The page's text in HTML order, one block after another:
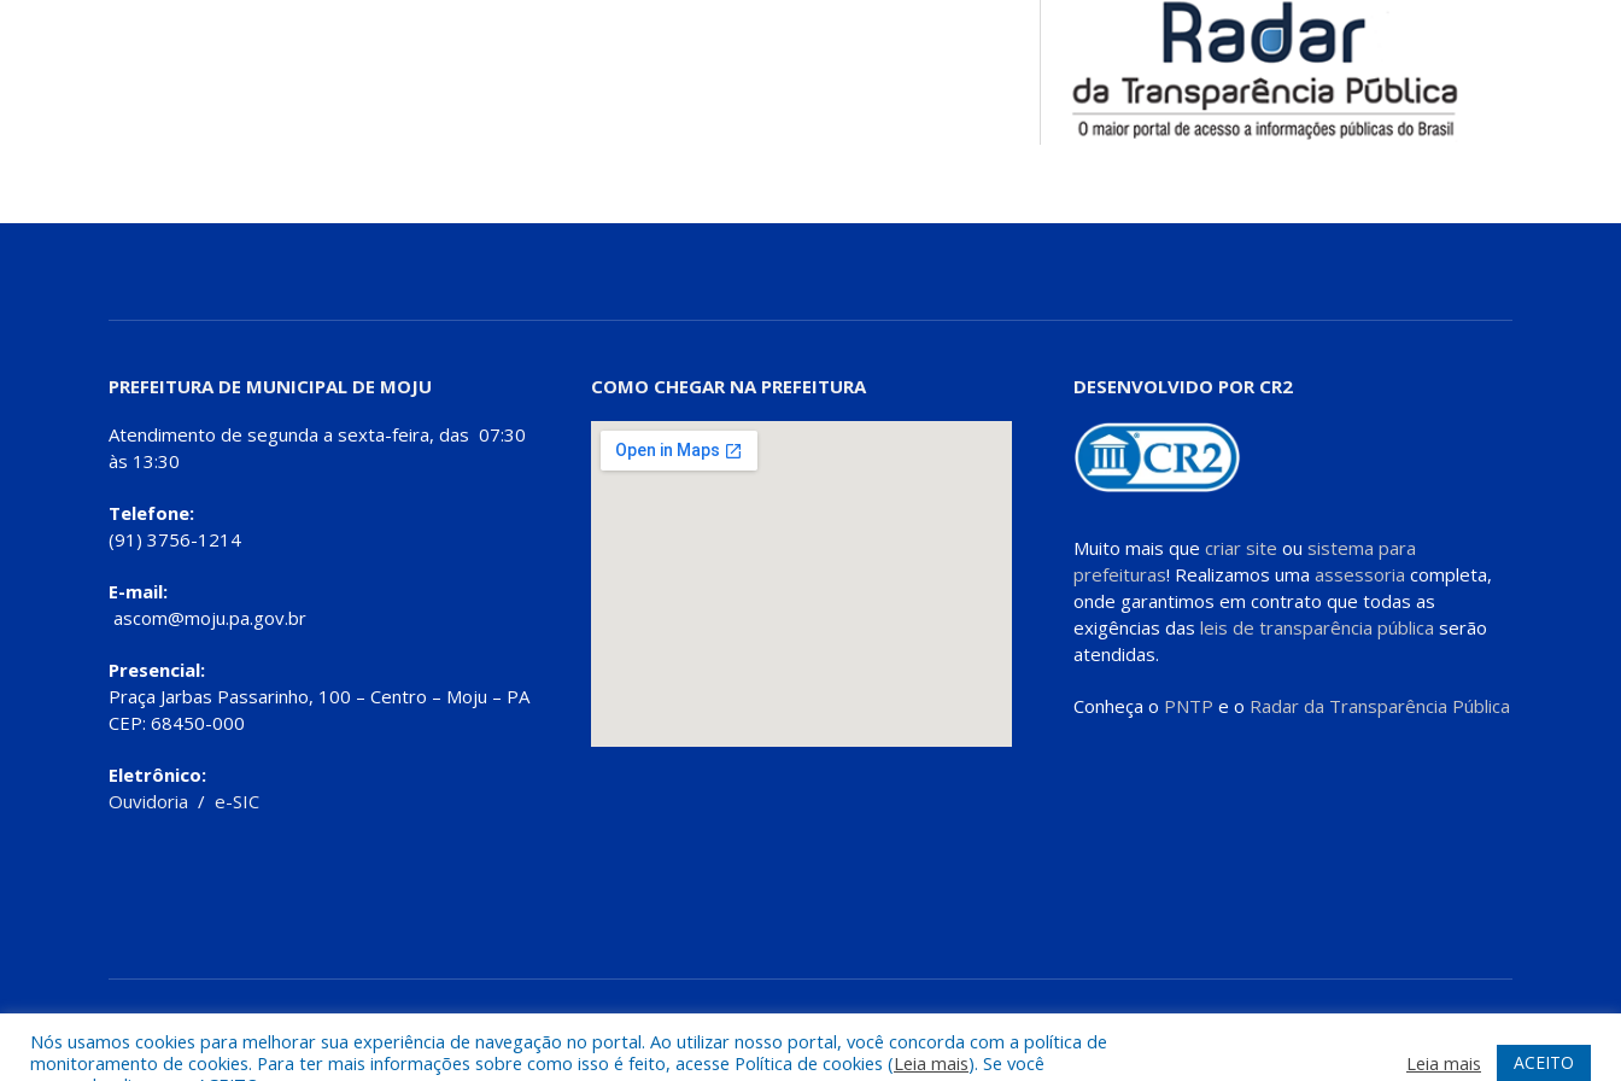
PREFEITURA DE MUNICIPAL DE MOJU
Atendimento de segunda a sexta-feira, das 07:30
às 13:30
Telefone:
(91) 3756-1214
E-mail:
ascom@moju.pa.gov.br
Presencial:
Praça Jarbas Passarinho, 100 – Centro – Moju – PA
CEP: 68450-000
Eletrônico:
Ouvidoria / e-SIC
COMO CHEGAR NA PREFEITURA DESENVOLVIDO POR CR2
Muito mais que criar site ou sistema para
prefeituras! Realizamos uma assessoria completa,
onde garantimos em contrato que todas as
exigências das leis de transparência pública serão
atendidas.
Conheça o PNTP e o Radar da Transparência Pública
Nós usamos cookies para melhorar sua experiência de navegação no portal. Ao utilizar nosso portal, você concorda com a política de
monitoramento de cookies. Para ter mais informações sobre como isso é feito, acesse Política de cookies (Leia mais). Se você
Leia mais ACEITO